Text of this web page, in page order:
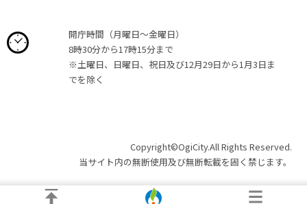
開庁時間（月曜日〜金曜日）
8時30分から17時15分まで
※土曜日、日曜日、祝日及び12月29日から1月3日ま
でを除く
Copyright©OgiCity.All Rights Reserved.
当サイト内の無断使用及び無断転載を固く禁じます。